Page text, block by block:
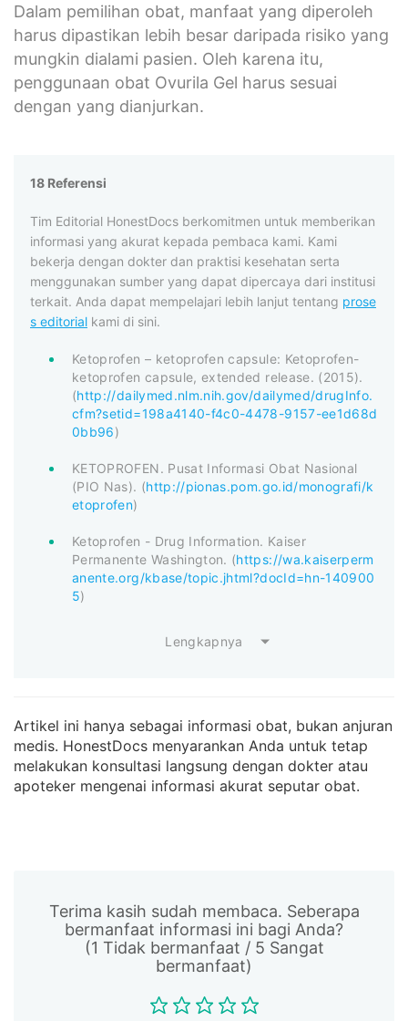
Dalam pemilihan obat, manfaat yang diperoleh
harus dipastikan lebih besar daripada risiko yang
mungkin dialami pasien. Oleh karena itu,
penggunaan obat Ovurila Gel harus sesuai
dengan yang dianjurkan.
18 Referensi
Tim Editorial HonestDocs berkomitmen untuk memberikan
informasi yang akurat kepada pembaca kami. Kami
bekerja dengan dokter dan praktisi kesehatan serta
menggunakan sumber yang dapat dipercaya dari institusi
terkait. Anda dapat mempelajari lebih lanjut tentang prose
s editorial kami di sini.
Ketoprofen – ketoprofen capsule: Ketoprofen-
ketoprofen capsule, extended release. (2015).
(http://dailymed.nlm.nih.gov/dailymed/drugInfo.
cfm?setid=198a4140-f4c0-4478-9157-ee1d68d
0bb96)
KETOPROFEN. Pusat Informasi Obat Nasional
(PIO Nas). (http://pionas.pom.go.id/monografi/k
etoprofen)
Ketoprofen - Drug Information. Kaiser
Permanente Washington. (https://wa.kaiserperm
anente.org/kbase/topic.jhtml?docId=hn-140900
5)
Lengkapnya
Artikel ini hanya sebagai informasi obat, bukan anjuran
medis. HonestDocs menyarankan Anda untuk tetap
melakukan konsultasi langsung dengan dokter atau
apoteker mengenai informasi akurat seputar obat.
Terima kasih sudah membaca. Seberapa
bermanfaat informasi ini bagi Anda?
(1 Tidak bermanfaat / 5 Sangat
bermanfaat)